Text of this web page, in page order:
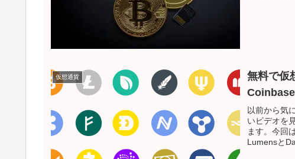
仮想通貨
無料で仮
以前から気
いビデオを
ます。今回
Lumensと